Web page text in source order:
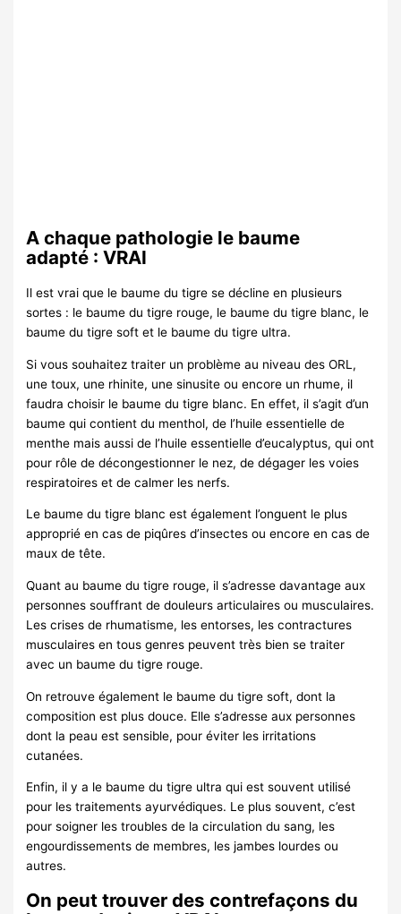
A chaque pathologie le baume
adapté : VRAI
Il est vrai que le baume du tigre se décline en plusieurs
sortes : le baume du tigre rouge, le baume du tigre blanc, le
baume du tigre soft et le baume du tigre ultra.
Si vous souhaitez traiter un problème au niveau des ORL,
une toux, une rhinite, une sinusite ou encore un rhume, il
faudra choisir le baume du tigre blanc. En effet, il s’agit d’un
baume qui contient du menthol, de l’huile essentielle de
menthe mais aussi de l’huile essentielle d’eucalyptus, qui ont
pour rôle de décongestionner le nez, de dégager les voies
respiratoires et de calmer les nerfs.
Le baume du tigre blanc est également l’onguent le plus
approprié en cas de piqûres d’insectes ou encore en cas de
maux de tête.
Quant au baume du tigre rouge, il s’adresse davantage aux
personnes souffrant de douleurs articulaires ou musculaires.
Les crises de rhumatisme, les entorses, les contractures
musculaires en tous genres peuvent très bien se traiter
avec un baume du tigre rouge.
On retrouve également le baume du tigre soft, dont la
composition est plus douce. Elle s’adresse aux personnes
dont la peau est sensible, pour éviter les irritations
cutanées.
Enfin, il y a le baume du tigre ultra qui est souvent utilisé
pour les traitements ayurvédiques. Le plus souvent, c’est
pour soigner les troubles de la circulation du sang, les
engourdissements de membres, les jambes lourdes ou
autres.
On peut trouver des contrefaçons du